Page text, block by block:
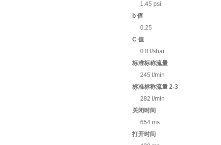
1.45 psi
b 值
0.25
C 值
0.8 l/sbar
标准标称流量
245 l/min
标准标称流量 2-3
282 l/min
关闭时间
654 ms
打开时间